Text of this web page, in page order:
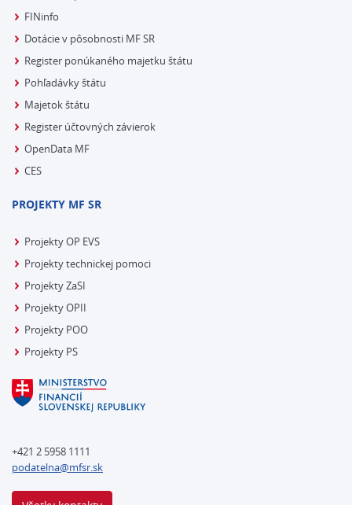
FINinfo
Dotácie v pôsobnosti MF SR
Register ponúkaného majetku štátu
Pohľadávky štátu
Majetok štátu
Register účtovných závierok
OpenData MF
CES
PROJEKTY MF SR
Projekty OP EVS
Projekty technickej pomoci
Projekty ZaSI
Projekty OPII
Projekty POO
Projekty PS
+421 2 5958 1111
podatelna@mfsr.sk